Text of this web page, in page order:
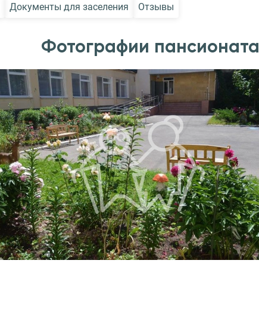
Документы для заселения Отзывы
Фотографии пансионата